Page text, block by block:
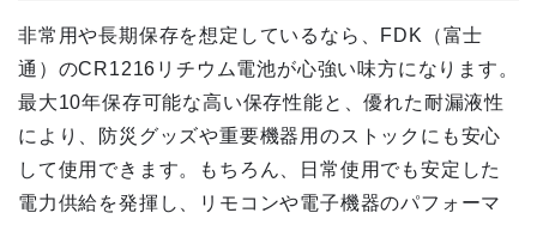
非常用や長期保存を想定しているなら、FDK（富士
通）のCR1216リチウム電池が心強い味方になります。
最大10年保存可能な高い保存性能と、優れた耐漏液性
により、防災グッズや重要機器用のストックにも安心
して使用できます。もちろん、日常使用でも安定した
電力供給を発揮し、リモコンや電子機器のパフォーマ